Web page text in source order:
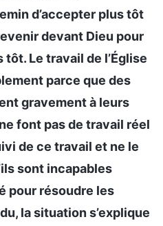
d’accepter plus tôt
devant Dieu pour
Le travail de l’Église
parce que des
gravement à leurs
font pas de travail réel
de ce travail et ne le
sont incapables
pour résoudre les
la situation s’explique